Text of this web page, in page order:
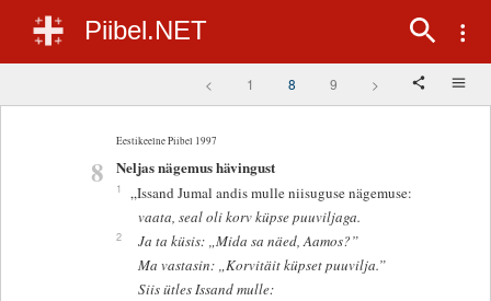
Piibel.NET
< 1 8 9 >
Eestikeelne Piibel 1997
8 Neljas nägemus hävingust
1
„Issand Jumal andis mulle niisuguse nägemuse:
vaata, seal oli korv küpse puuviljaga.
2
Ja ta küsis: „Mida sa näed, Aamos?”
Ma vastasin: „Korvitäit küpset puuvilja.”
Siis ütles Issand mulle: